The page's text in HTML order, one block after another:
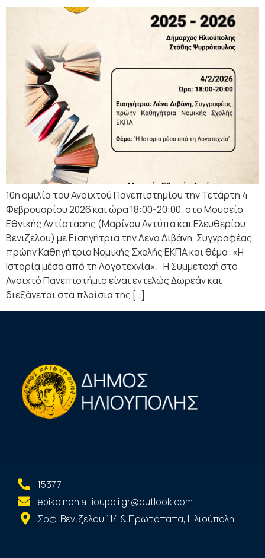
10η ομιλία του Ανοιχτού Πανεπιστημίου την Τετάρτη 4
Φεβρουαρίου 2026 και ώρα 18:00-20:00, στο Μουσείο
Εθνικής Αντίστασης (Μαρίνου Αντύπα και Ελευθερίου
Βενιζέλου) με Εισηγήτρια την Λένα Διβάνη, Συγγραφέας,
πρώην Καθηγήτρια Νομικής Σχολής ΕΚΠΑ και θέμα: «Η
Ιστορία μέσα από τη Λογοτεχνία». Η Συμμετοχή στο
Ανοιχτό Πανεπιστήμιο είναι εντελώς Δωρεάν και
διεξάγεται στα πλαίσια της […]
15377
epikoinonia.ilioupoli.gr@outlook.com
Σοφ. Βενιζέλου 114 & Πρωτόπαπα, Ηλιούπολη